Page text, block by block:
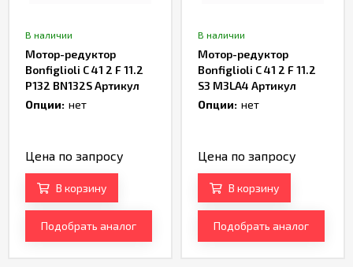
В наличии
Мотор-редуктор
Bonfiglioli C 41 2 F 11.2
P132 BN132S Артикул
TH168720
Опции: нет
Цена по запросу
В корзину
Подобрать аналог
В наличии
Мотор-редуктор
Bonfiglioli C 41 2 F 11.2
S3 M3LA4 Артикул
TH163914
Опции: нет
Цена по запросу
В корзину
Подобрать аналог